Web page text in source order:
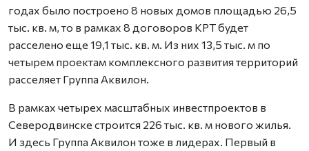
годах было построено 8 новых домов площадью 26,5
тыс. кв. м, то в рамках 8 договоров КРТ будет
расселено еще 19,1 тыс. кв. м. Из них 13,5 тыс. м по
четырем проектам комплексного развития территорий
расселяет Группа Аквилон.
В рамках четырех масштабных инвестпроектов в
Северодвинске строится 226 тыс. кв. м нового жилья.
И здесь Группа Аквилон тоже в лидерах. Первый в